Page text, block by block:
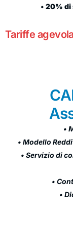
• 20% di
Tariffe
•
• Modello
• Servizio di
•
•